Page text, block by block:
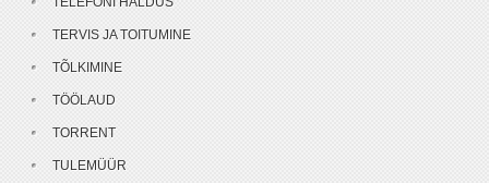
TERVIS JA TOITUMINE
TÕLKIMINE
TÖÖLAUD
TORRENT
TULEMÜÜR